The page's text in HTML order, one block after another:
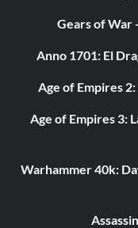
Rochambeau, yo voy
Objetivo:
con ataques cuerpo a
Especial Luz Azul
Gears of War
Anno 1701: El
Age of Empires
Age of Empires 3:
Warhammer 40k: